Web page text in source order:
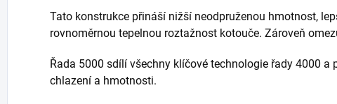
Tato konstrukce přináší nižší neodpruženou hmotnost,
rovnoměrnou tepelnou roztažnost kotouče. Zároveň
Řada 5000 sdílí všechny klíčové technologie řady 4000 a
chlazení a hmotnosti.